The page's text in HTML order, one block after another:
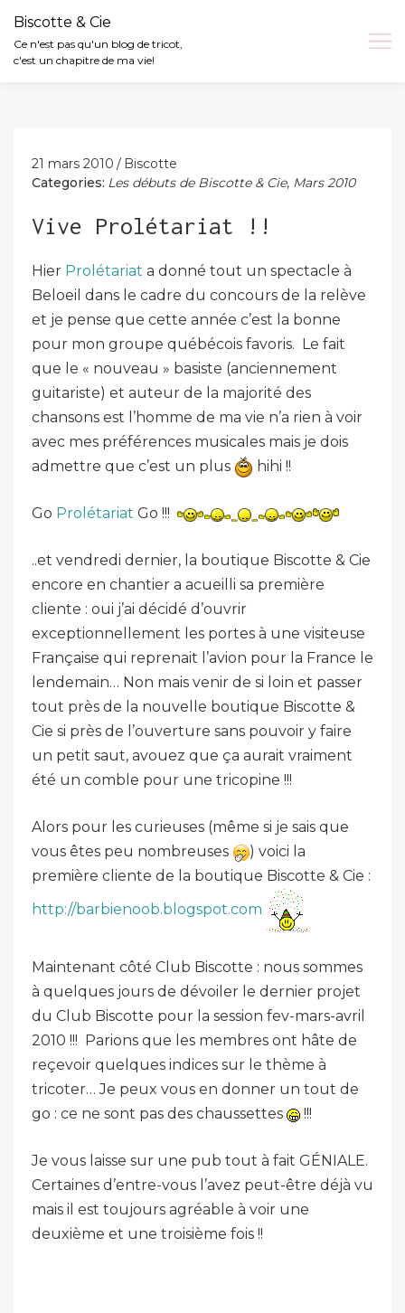
Biscotte & Cie
Ce n'est pas qu'un blog de tricot,
c'est un chapitre de ma vie!
21 mars 2010
Biscotte
Categories: Les débuts de Biscotte & Cie, Mars 2010
Vive Prolétariat !!
Hier Prolétariat a donné tout un spectacle à
Beloeil dans le cadre du concours de la relève
et je pense que cette année c’est la bonne
pour mon groupe québécois favoris. Le fait
que le « nouveau » basiste (anciennement
guitariste) et auteur de la majorité des
chansons est l’homme de ma vie n’a rien à voir
avec mes préférences musicales mais je dois
admettre que c’est un plus
hihi !!
Go Prolétariat Go !!!
..et vendredi dernier, la boutique Biscotte & Cie
encore en chantier a acueilli sa première
cliente : oui j’ai décidé d’ouvrir
exceptionnellement les portes à une visiteuse
Française qui reprenait l’avion pour la France le
lendemain… Non mais venir de si loin et passer
tout près de la nouvelle boutique Biscotte &
Cie si près de l’ouverture sans pouvoir y faire
un petit saut, avouez que ça aurait vraiment
été un comble pour une tricopine !!!
Alors pour les curieuses (même si je sais que
vous êtes peu nombreuses
) voici la
première cliente de la boutique Biscotte & Cie :
http://barbienoob.blogspot.com
Maintenant côté Club Biscotte : nous sommes
à quelques jours de dévoiler le dernier projet
du Club Biscotte pour la session fev-mars-avril
2010 !!! Parions que les membres ont hâte de
reçevoir quelques indices sur le thème à
tricoter… Je peux vous en donner un tout de
go : ce ne sont pas des chaussettes
!!!
Je vous laisse sur une pub tout à fait GÉNIALE.
Certaines d’entre-vous l’avez peut-être déjà vu
mais il est toujours agréable à voir une
deuxième et une troisième fois !!